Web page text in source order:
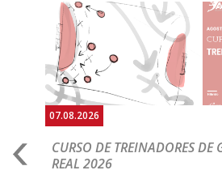
07.08.2026
CURSO DE TREINADORES DE
REAL 2026
Anterior